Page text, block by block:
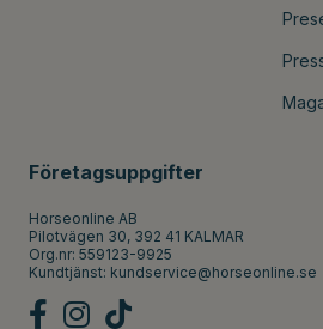
Företagsuppgifter
Horseonline AB
Pilotvägen 30, 392 41 KALMAR
Org.nr: 559123-9925
Kundtjänst: kundservice@horseonline.se